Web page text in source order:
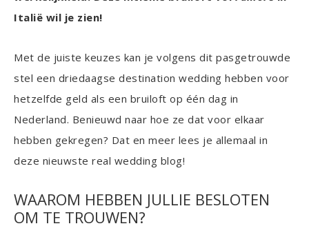
Italië wil je zien!
Met de juiste keuzes kan je volgens dit pasgetrouwde
stel een driedaagse destination wedding hebben voor
hetzelfde geld als een bruiloft op één dag in
Nederland. Benieuwd naar hoe ze dat voor elkaar
hebben gekregen? Dat en meer lees je allemaal in
deze nieuwste real wedding blog!
WAAROM HEBBEN JULLIE BESLOTEN
OM TE TROUWEN?